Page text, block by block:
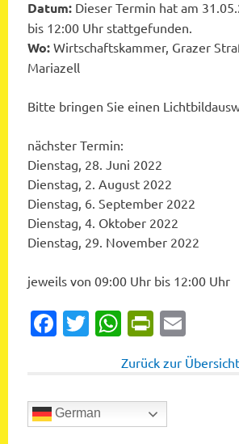
Datum: Dieser Termin hat am
bis 12:00 Uhr stattgefunden.
Wo: Wirtschaftskammer, Grazer
Mariazell
Bitte bringen Sie einen
nächster Termin:
Dienstag, 28. Juni 2022
Dienstag, 2. August 2022
Dienstag, 6. September 2022
Dienstag, 4. Oktober 2022
Dienstag, 29. November 2022
jeweils von 09:00 Uhr bis 12:00 Uhr
Facebook
Twitter
WhatsApp
Zurück zur
German